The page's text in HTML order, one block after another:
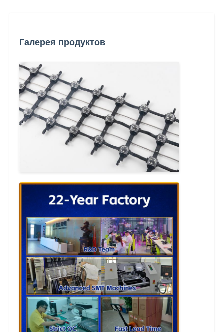
Галерея продуктов